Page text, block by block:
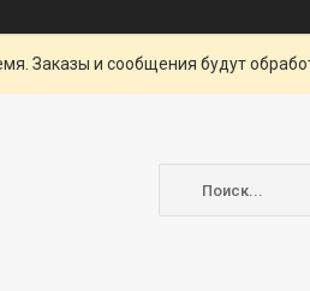
Заказы и сообщения будут